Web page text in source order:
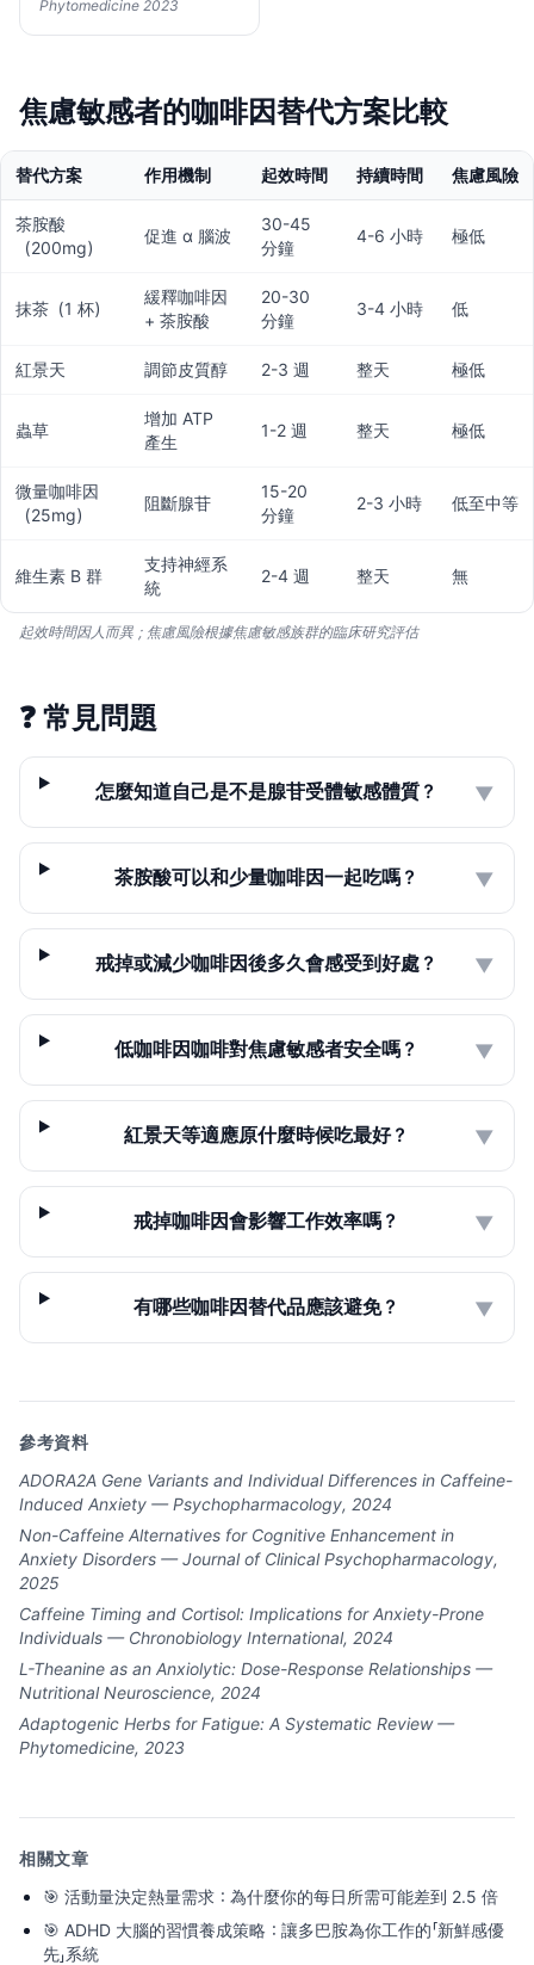
Phytomedicine 2023
焦慮敏感者的咖啡因替代方案比較
替代方案 作用機制 起效時間 持續時間 焦慮風險
茶胺酸
（200mg）
促進 α 腦波
30-45
分鐘
4-6 小時 極低
抹茶（1 杯）
緩釋咖啡因
+ 茶胺酸
20-30
分鐘
3-4 小時 低
紅景天 調節皮質醇 2-3 週 整天 極低
蟲草
增加 ATP
產生
1-2 週 整天 極低
微量咖啡因
（25mg）
阻斷腺苷
15-20
分鐘
2-3 小時 低至中等
維生素 B 群
支持神經系
統
2-4 週 整天 無
起效時間因人而異；焦慮風險根據焦慮敏感族群的臨床研究評估
❓ 常見問題
怎麼知道自己是不是腺苷受體敏感體質？ ▼
茶胺酸可以和少量咖啡因一起吃嗎？ ▼
戒掉或減少咖啡因後多久會感受到好處？ ▼
低咖啡因咖啡對焦慮敏感者安全嗎？ ▼
紅景天等適應原什麼時候吃最好？ ▼
戒掉咖啡因會影響工作效率嗎？ ▼
有哪些咖啡因替代品應該避免？ ▼
參考資料
ADORA2A Gene Variants and Individual Differences in Caffeine-
Induced Anxiety — Psychopharmacology, 2024
Non-Caffeine Alternatives for Cognitive Enhancement in
Anxiety Disorders — Journal of Clinical Psychopharmacology,
2025
Caffeine Timing and Cortisol: Implications for Anxiety-Prone
Individuals — Chronobiology International, 2024
L-Theanine as an Anxiolytic: Dose-Response Relationships —
Nutritional Neuroscience, 2024
Adaptogenic Herbs for Fatigue: A Systematic Review —
Phytomedicine, 2023
相關文章
🎯 活動量決定熱量需求：為什麼你的每日所需可能差到 2.5 倍
🎯 ADHD 大腦的習慣養成策略：讓多巴胺為你工作的「新鮮感優
先」系統